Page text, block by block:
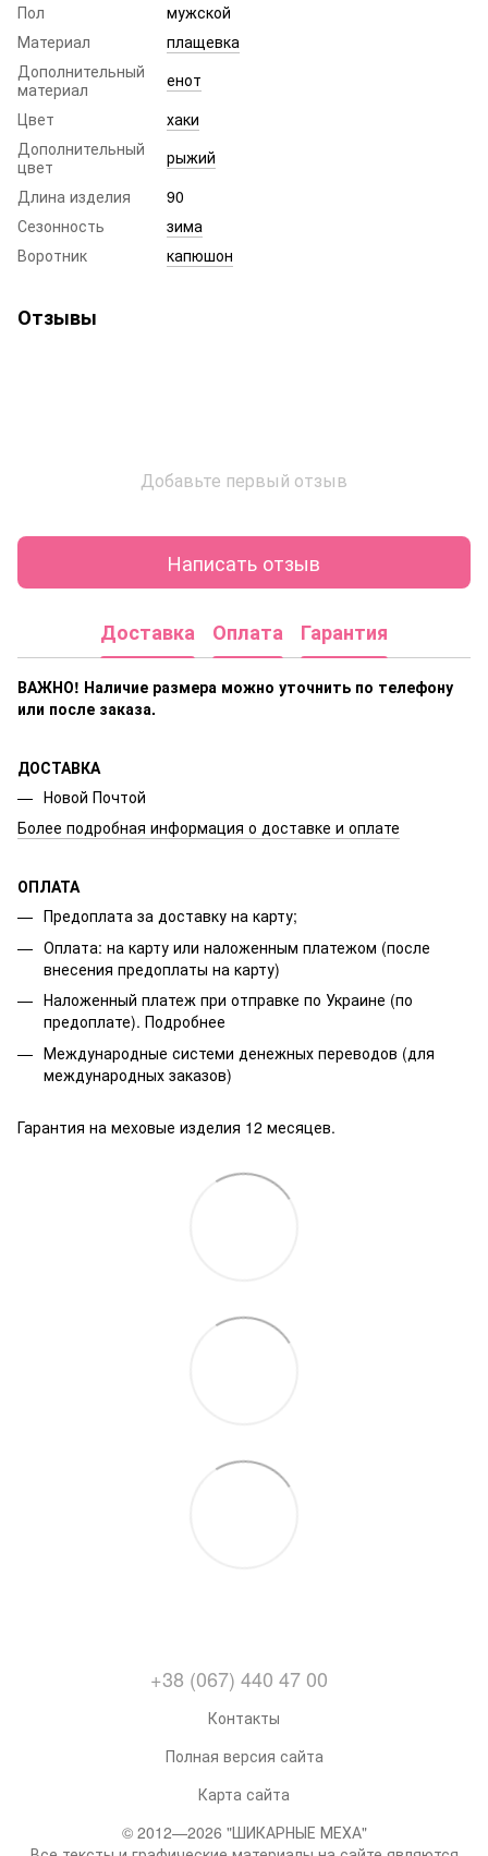
Пол
мужской
Материал
плащевка
Дополнительный
материал
енот
Цвет
хаки
Дополнительный
цвет
рыжий
Длина изделия
90
Сезонность
зима
Воротник
капюшон
Отзывы
Добавьте первый отзыв
Написать отзыв
Доставка Оплата Гарантия
ВАЖНО! Наличие размера можно уточнить по телефону
или после заказа.
ДОСТАВКА
Новой Почтой
Более подробная информация о доставке и оплате
ОПЛАТА
Предоплата за доставку на карту;
Оплата: на карту или наложенным платежом (после
внесения предоплаты на карту)
Наложенный платеж при отправке по Украине (по
предоплате). Подробнее
Международные системи денежных переводов (для
международных заказов)
Гарантия на меховые изделия 12 месяцев.
+38 (067) 440 47 00
Контакты
Полная версия сайта
Карта сайта
© 2012—2026 "ШИКАРНЫЕ МЕХА"